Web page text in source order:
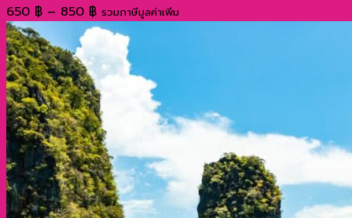
650 ฿ – 850 ฿Price
range:
650 ฿
through
850 ฿
รวมภาษีมูลค่าเพิ่ม